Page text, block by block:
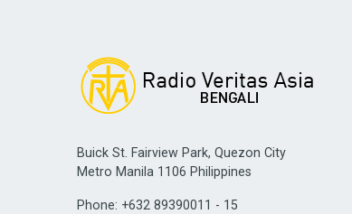
Buick St. Fairview Park, Quezon City
Metro Manila 1106 Philippines
Phone: +632 89390011 - 15